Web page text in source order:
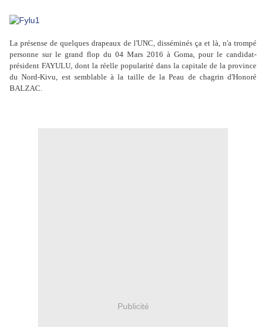
La présense de quelques drapeaux de l'UNC, disséminés ça et là, n'a trompé
personne sur le grand flop du 04 Mars 2016 à Goma, pour le candidat-
président FAYULU, dont la réelle popularité dans la capitale de la province
du Nord-Kivu, est semblable à la taille de la Peau de chagrin d'Honoré
BALZAC.
Publicité